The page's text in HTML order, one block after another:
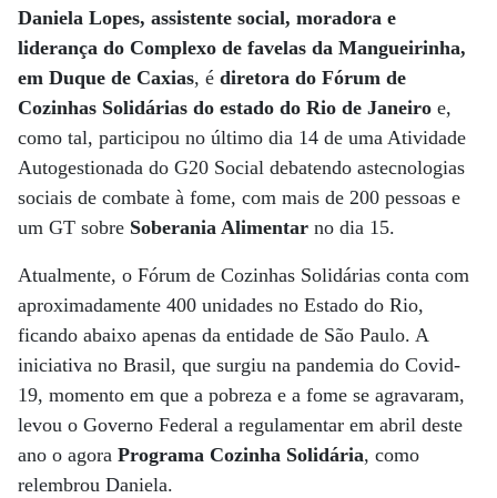
Daniela Lopes, assistente social, moradora e
liderança do Complexo de favelas da Mangueirinha,
em Duque de Caxias, é diretora do Fórum de
Cozinhas Solidárias do estado do Rio de Janeiro e,
como tal, participou no último dia 14 de uma Atividade
Autogestionada do G20 Social debatendo astecnologias
sociais de combate à fome, com mais de 200 pessoas e
um GT sobre Soberania Alimentar no dia 15.
Atualmente, o Fórum de Cozinhas Solidárias conta com
aproximadamente 400 unidades no Estado do Rio,
ficando abaixo apenas da entidade de São Paulo. A
iniciativa no Brasil, que surgiu na pandemia do Covid-
19, momento em que a pobreza e a fome se agravaram,
levou o Governo Federal a regulamentar em abril deste
ano o agora Programa Cozinha Solidária, como
relembrou Daniela.